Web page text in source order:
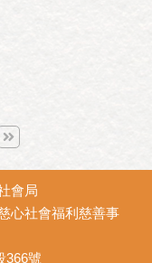
會局
心社會福利慈善事
366號